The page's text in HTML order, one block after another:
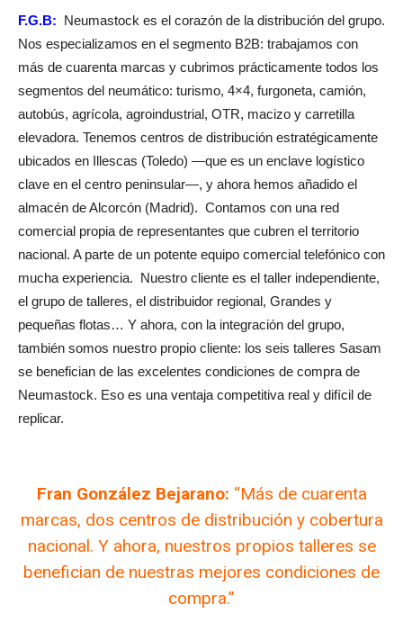
F.G.B: Neumastock es el corazón de la distribución del grupo.
Nos especializamos en el segmento B2B: trabajamos con
más de cuarenta marcas y cubrimos prácticamente todos los
segmentos del neumático: turismo, 4×4, furgoneta, camión,
autobús, agrícola, agroindustrial, OTR, macizo y carretilla
elevadora. Tenemos centros de distribución estratégicamente
ubicados en Illescas (Toledo) —que es un enclave logístico
clave en el centro peninsular—, y ahora hemos añadido el
almacén de Alcorcón (Madrid). Contamos con una red
comercial propia de representantes que cubren el territorio
nacional. A parte de un potente equipo comercial telefónico con
mucha experiencia. Nuestro cliente es el taller independiente,
el grupo de talleres, el distribuidor regional, Grandes y
pequeñas flotas… Y ahora, con la integración del grupo,
también somos nuestro propio cliente: los seis talleres Sasam
se benefician de las excelentes condiciones de compra de
Neumastock. Eso es una ventaja competitiva real y difícil de
replicar.
Fran González Bejarano: “Más de cuarenta
marcas, dos centros de distribución y cobertura
nacional. Y ahora, nuestros propios talleres se
benefician de nuestras mejores condiciones de
compra.”